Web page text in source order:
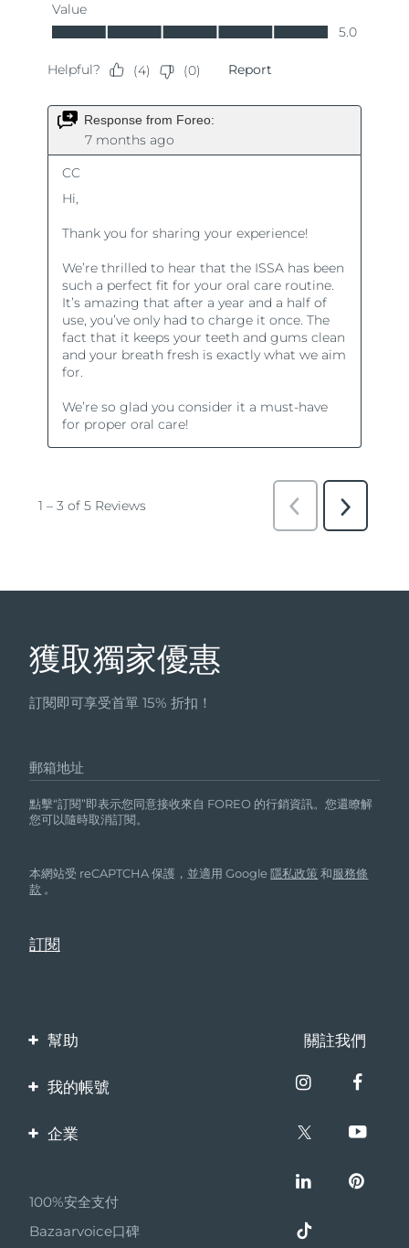
獲取獨家優惠
訂閱即可享受首單 15% 折扣！
郵箱地址
點擊“訂閱”即表示您同意接收來自 FOREO 的行銷資訊。您還瞭解
您可以隨時取消訂閱。
本網站受 reCAPTCHA 保護，並適用 Google隱私政策 和服務條
款 。
幫助
聯繫我們
保修與退換貨
關註我們
我的帳號
產品註冊
企業
夥伴計畫
聯盟新聞
100%安全支付
Bazaarvoice口碑